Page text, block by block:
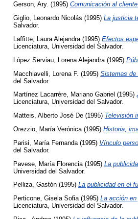
Gerson, Ary. (1995) Comunicación al cliente.
Giglio, Leonardo Nicolás (1995) La justicia
Salvador.
Laffitte, Laura Alejandra (1995) Efectos
Licenciatura, Universidad del Salvador.
López Serviau, Lorena Alejandra (1995)
Macchiavelli, Lorena F. (1995) Sistemas de
del Salvador.
Martínez Lacarrère, Mariano Gabriel (1995)
Licenciatura, Universidad del Salvador.
Matteis, Alberto José De (1995) Televisión
Orezzio, María Verónica (1995) Historia,
Parisi, María Fernanda (1995) Vínculo
del Salvador.
Pavese, María Florencia (1995) La
Universidad del Salvador.
Pelliza, Gastón (1995) La publicidad en el
Perticone, Gisela Sofia(1995) La acción
Licenciatura, Universidad del Salvador.